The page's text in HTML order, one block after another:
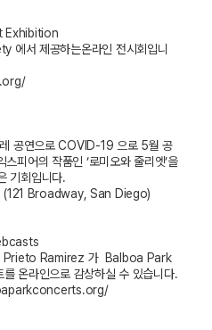
Exhibition
에서 제공하는온라인 전시회입니
공연으로COVID-19 으로 5월 공
스피어의 작품인 ‘로미오와 줄리엣’을
기회입니다.
Broadway, San Diego)
Prieto Ramirez 가 Balboa Park
를 온라인으로 감상하실 수 있습니다.